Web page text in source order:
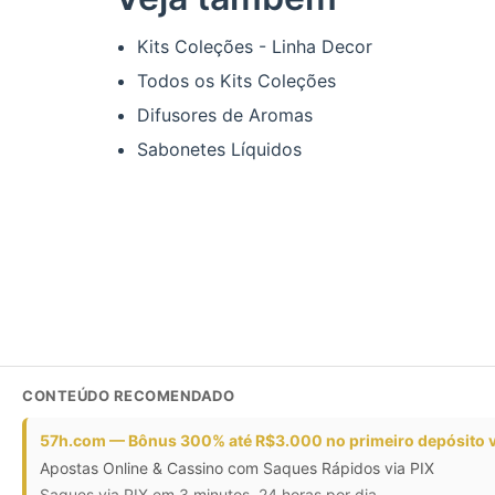
Kits Coleções - Linha Decor
Todos os Kits Coleções
Difusores de Aromas
Sabonetes Líquidos
CONTEÚDO RECOMENDADO
57h.com — Bônus 300% até R$3.000 no primeiro depósito
Apostas Online & Cassino com Saques Rápidos via PIX